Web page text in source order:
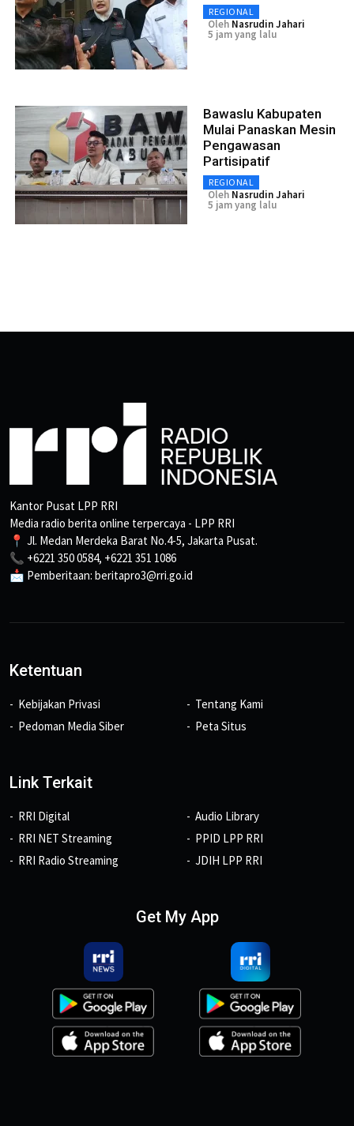
REGIONAL
Oleh Nasrudin Jahari
5 jam yang lalu
Bawaslu Kabupaten
Mulai Panaskan Mesin
Pengawasan
Partisipatif
REGIONAL
Oleh Nasrudin Jahari
5 jam yang lalu
Kantor Pusat LPP RRI
Media radio berita online terpercaya - LPP RRI
📍 Jl. Medan Merdeka Barat No.4-5, Jakarta Pusat.
📞 +6221 350 0584, +6221 351 1086
📩 Pemberitaan: beritapro3@rri.go.id
Ketentuan
Kebijakan Privasi
Pedoman Media Siber
Tentang Kami
Peta Situs
Link Terkait
RRI Digital
RRI NET Streaming
RRI Radio Streaming
Audio Library
PPID LPP RRI
JDIH LPP RRI
Get My App